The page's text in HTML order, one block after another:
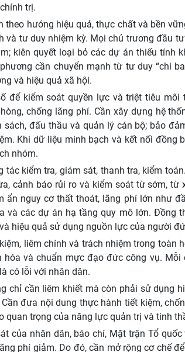
trị.
theo hướng hiệu quả, thực chất và bền
và tư duy nhiệm kỳ. Mọi chủ trương đầu
kiên quyết loại bỏ các dự án thiếu tính
cần chuyển mạnh từ tư duy “chi
và hiệu quả xã hội.
để kiểm soát quyền lực và triệt tiêu
chống lãng phí. Cần xây dựng hệ
sách, đấu thầu và quản lý cán bộ; bảo
Khi dữ liệu minh bạch và kết nối đồng
nhóm.
tác kiểm tra, giám sát, thanh tra, kiểm
cảnh báo rủi ro và kiểm soát từ sớm, từ
ẩn nguy cơ thất thoát, lãng phí lớn như
và các dự án hạ tầng quy mô lớn. Đồng
hiệu quả sử dụng nguồn lực của người
liêm chính và trách nhiệm trong toàn
và chuẩn mực đạo đức công vụ.
có lỗi với nhân dân.
chỉ cần liêm khiết mà còn phải sử dụng
đưa nội dung thực hành tiết kiệm,
quan trọng của năng lực quản trị và tinh
của nhân dân, báo chí, Mặt trận Tổ
phí giảm. Do đó, cần mở rộng cơ chế